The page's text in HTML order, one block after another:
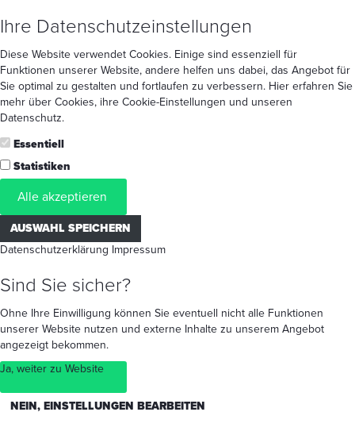
Ihre Datenschutzeinstellungen
Diese Website verwendet Cookies. Einige sind essenziell für
Funktionen unserer Website, andere helfen uns dabei, das Angebot für
Sie optimal zu gestalten und fortlaufen zu verbessern. Hier erfahren Sie
mehr über Cookies, ihre Cookie-Einstellungen und unseren
Datenschutz.
Essentiell
Statistiken
Alle akzeptieren
AUSWAHL SPEICHERN
Datenschutzerklärung Impressum
Sind Sie sicher?
Ohne Ihre Einwilligung können Sie eventuell nicht alle Funktionen
unserer Website nutzen und externe Inhalte zu unserem Angebot
angezeigt bekommen.
Ja, weiter zu Website
NEIN, EINSTELLUNGEN BEARBEITEN